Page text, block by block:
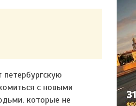
с новыми
которые не